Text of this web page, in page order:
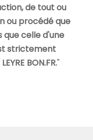
de tout ou
ou procédé que
que celle d'une
strictement
BON.FR."